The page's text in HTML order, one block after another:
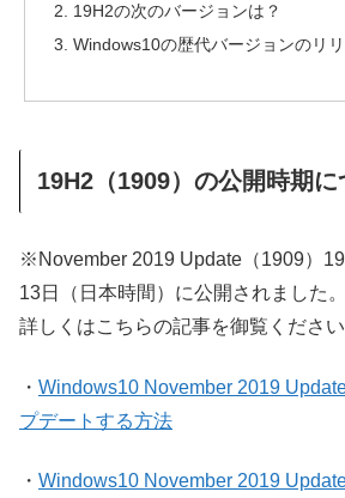
19H2の次のバージョンは？
Windows10の歴代バージョンのリ
19H2（1909）の公開時期に
※November 2019 Update（1909）
13日（日本時間）に公開されました。
詳しくはこちらの記事を御覧ください
・ Windows10 November 2019
プデートする方法
・ Windows10 November 2019